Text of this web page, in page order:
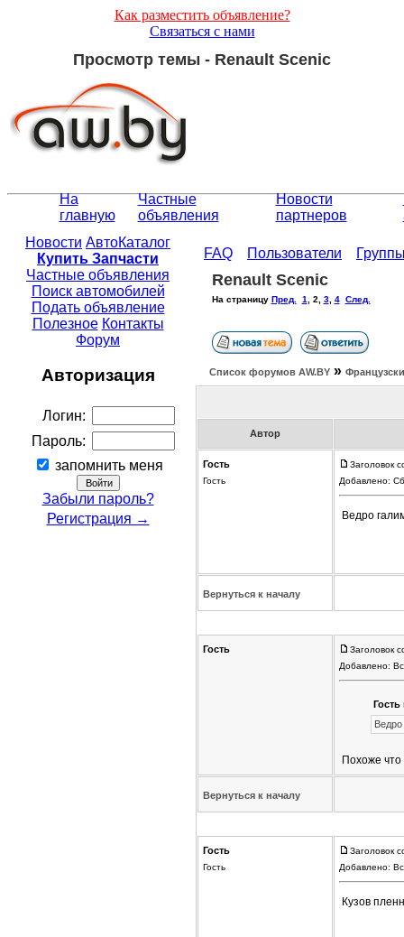
Как разместить объявление?
Связаться с нами
Просмотр темы - Renault Scenic
На
главную
Частные
объявления
Новости
партнеров
Новости АвтоКаталог
Купить Запчасти
Частные объявления
Поиск автомобилей
Подать объявление
Полезное Контакты
Форум
Авторизация
Логин:
Пароль:
запомнить меня
Забыли пароль?
Регистрация →
FAQ Пользователи
Renault Scenic
На страницу Пред. 1 2 3, 4 След.
Список форумов АW.BY »
Автор
Гость
Гость
Заголовок
Добавлено:
Ведро
Вернуться к началу
Гость
Заголовок
Добавлено:
Похоже
Вернуться к началу
Гость
Гость
Заголовок
Добавлено:
Кузов